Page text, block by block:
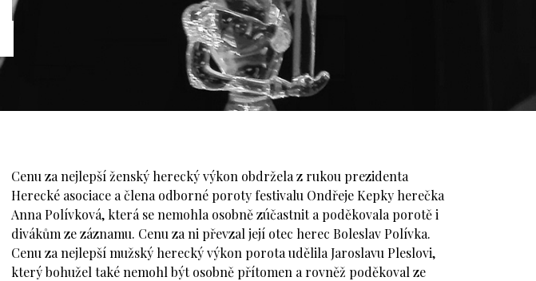
Cenu za nejlepší ženský herecký výkon obdržela z rukou prezidenta
Herecké asociace a člena odborné poroty festivalu Ondřeje Kepky herečka
Anna Polívková, která se nemohla osobně zúčastnit a poděkovala porotě i
divákům ze záznamu. Cenu za ni převzal její otec herec Boleslav Polívka.
Cenu za nejlepší mužský herecký výkon porota udělila Jaroslavu Pleslovi,
který bohužel také nemohl být osobně přítomen a rovněž poděkoval ze